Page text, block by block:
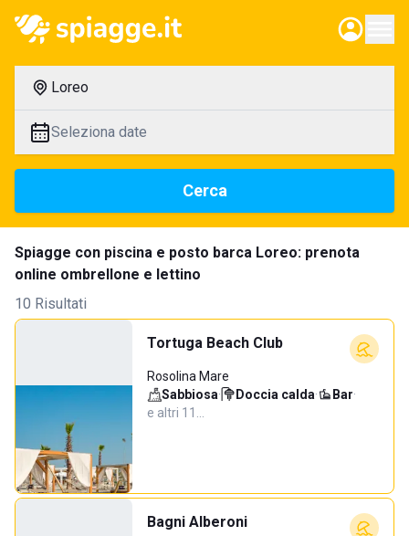
Loreo
Seleziona date
Cerca
Spiagge con piscina e posto barca Loreo: prenota
online ombrellone e lettino
10 Risultati
Tortuga Beach Club
Rosolina Mare
Sabbiosa· Doccia calda· Bar·
e altri 11…
Bagni Alberoni